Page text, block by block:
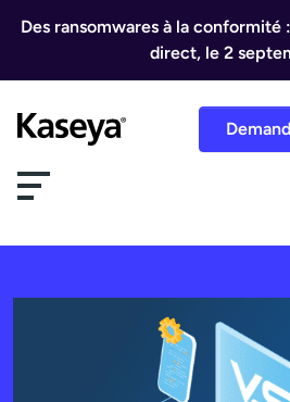
Des ransomwares à la
direct, le 2